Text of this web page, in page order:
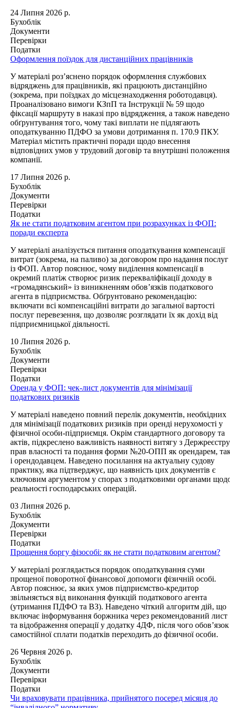
24 Липня 2026 р.
Бухоблік
Документи
Перевірки
Податки
Оформлення поїздок для дистанційних працівників
У матеріалі роз’яснено порядок оформлення службових
відряджень для працівників, які працюють дистанційно
(зокрема, при поїздках до місцезнаходження роботодавця).
Проаналізовано вимоги КЗпП та Інструкції № 59 щодо
фіксації маршруту в наказі про відрядження, а також наведено
обґрунтування того, чому такі виплати не підлягають
оподаткуванню ПДФО за умови дотримання п. 170.9 ПКУ.
Матеріал містить практичні поради щодо внесення
відповідних умов у трудовий договір та внутрішні положення
компанії.
17 Липня 2026 р.
Бухоблік
Документи
Перевірки
Податки
Як не стати податковим агентом при розрахунках із ФОП:
поради експерта
У матеріалі аналізується питання оподаткування компенсації
витрат (зокрема, на паливо) за договором про надання послуг
із ФОП. Автор пояснює, чому виділення компенсації в
окремий платіж створює ризик перекваліфікації доходу в
«громадянський» із виникненням обов’язків податкового
агента в підприємства. Обґрунтовано рекомендацію:
включати всі компенсаційні витрати до загальної вартості
послуг перевезення, що дозволяє розглядати їх як дохід від
підприємницької діяльності.
10 Липня 2026 р.
Бухоблік
Документи
Перевірки
Податки
Оренда у ФОП: чек-лист документів для мінімізації
податкових ризиків
У матеріалі наведено повний перелік документів, необхідних
для мінімізації податкових ризиків при оренді нерухомості у
фізичної особи-підприємця. Окрім стандартного договору та
актів, підкреслено важливість наявності витягу з Держреєстру
прав власності та подання форми №20-ОПП як орендарем,
і орендодавцем. Наведено посилання на актуальну судову
практику, яка підтверджує, що наявність цих документів є
ключовим аргументом у спорах з податковими органами
реальності господарських операцій.
03 Липня 2026 р.
Бухоблік
Документи
Перевірки
Податки
Прощення боргу фізособі: як не стати податковим агентом?
У матеріалі розглядається порядок оподаткування суми
прощеної поворотної фінансової допомоги фізичній особі.
Автор пояснює, за яких умов підприємство-кредитор
звільняється від виконання функцій податкового агента
(утримання ПДФО та ВЗ). Наведено чіткий алгоритм дій, що
включає інформування боржника через рекомендований лист
та відображення операції у додатку 4ДФ, після чого обов’язок
самостійної сплати податків переходить до фізичної особи.
26 Червня 2026 р.
Бухоблік
Документи
Перевірки
Податки
Чи враховувати працівника, прийнятого посеред місяця до